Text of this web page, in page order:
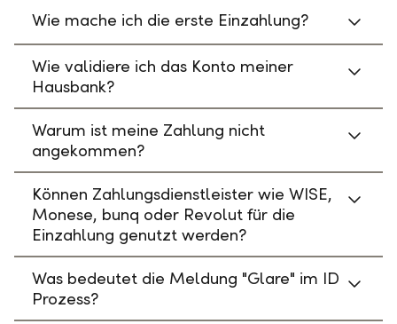
Wie mache ich die erste Einzahlung?
Wie validiere ich das Konto meiner
Hausbank?
Warum ist meine Zahlung nicht
angekommen?
Können Zahlungsdienstleister wie WISE,
Monese, bunq oder Revolut für die
Einzahlung genutzt werden?
Was bedeutet die Meldung "Glare" im ID
Prozess?